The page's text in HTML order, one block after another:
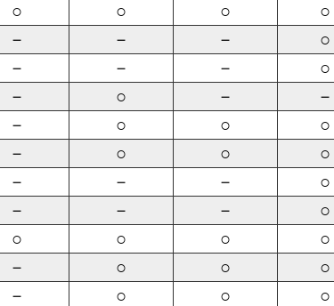
○ ○ ○ ○
－ － － ○
－ － － ○
－ ○ － －
－ ○ ○ ○
－ ○ ○ ○
－ － － ○
－ － － ○
○ ○ ○ ○
－ ○ ○ ○
－ ○ ○ ○